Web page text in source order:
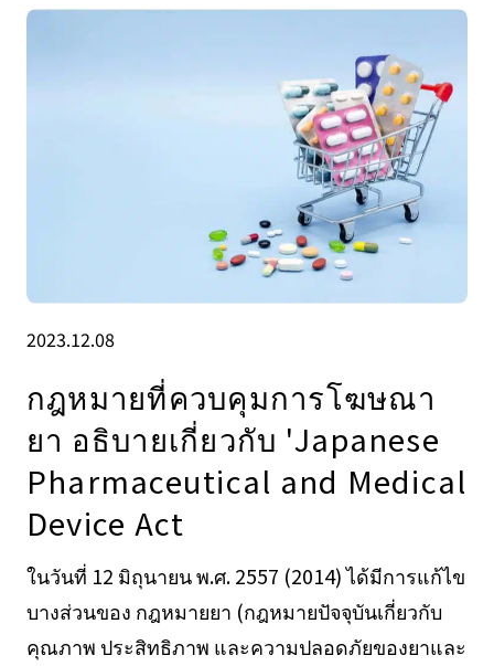
2023.12.08
กฎหมายที่ควบคุมการโฆษณา
ยา อธิบายเกี่ยวกับ 'Japanese
Pharmaceutical and Medical
Device Act
ในวันที่ 12 มิถุนายน พ.ศ. 2557 (2014) ได้มีการแก้ไข
บางส่วนของ กฎหมายยา (กฎหมายปัจจุบันเกี่ยวกับ
คุณภาพ ประสิทธิภาพ และความปลอดภัยของยาและ